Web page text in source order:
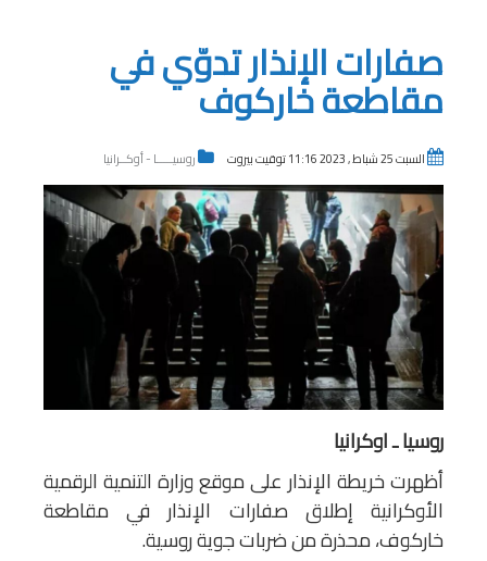
صفارات الإنذار تدوّي في
مقاطعة خاركوف
السبت 25 شباط , 2023 11:16 توقيت بيروت روسيـــــا - أوكــرانيا
روسيا ـ اوكرانيا
أظهرت خريطة الإنذار على موقع وزارة التنمية الرقمية
الأوكرانية إطلاق صفارات الإنذار في مقاطعة
خاركوف، محذرة من ضربات جوية روسية.